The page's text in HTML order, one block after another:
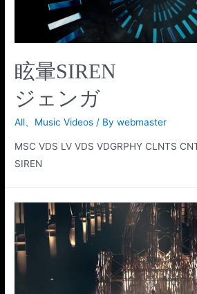
眩暈SIREN
ジェンガ
All Music Videos / Bywebmaster
MSC VDS LV VDS VDGRPHY CLNTS
SIREN